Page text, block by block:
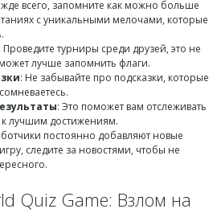
всего, запомните как можно больше
с уникальными мелочами, которые
: Проведите турниры среди друзей, это не
лучше запомнить флаги.
: Не забывайте про подсказки, которые
: Это поможет вам отслеживать
к лучшим достижениям.
постоянно добавляют новые
следите за новостями, чтобы не
Quiz Game: Взлом на